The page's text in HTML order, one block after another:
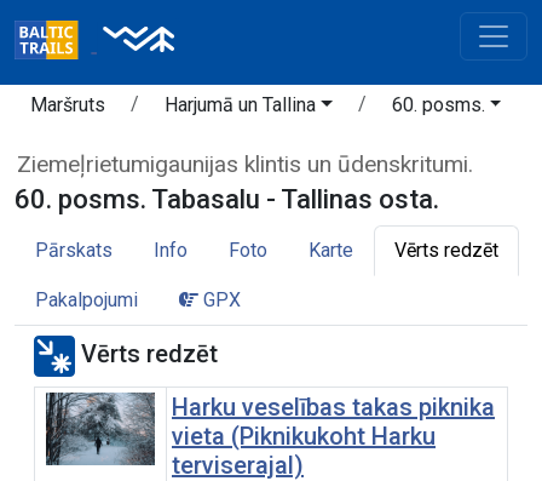
Maršruts Harjumā un Tallina 60. posms.
Ziemeļrietumigaunijas klintis un ūdenskritumi.
60. posms. Tabasalu - Tallinas osta.
Pārskats Info Foto Karte Vērts redzēt
Pakalpojumi GPX
Vērts redzēt
Harku veselības takas piknika
vieta (Piknikukoht Harku
terviserajal)